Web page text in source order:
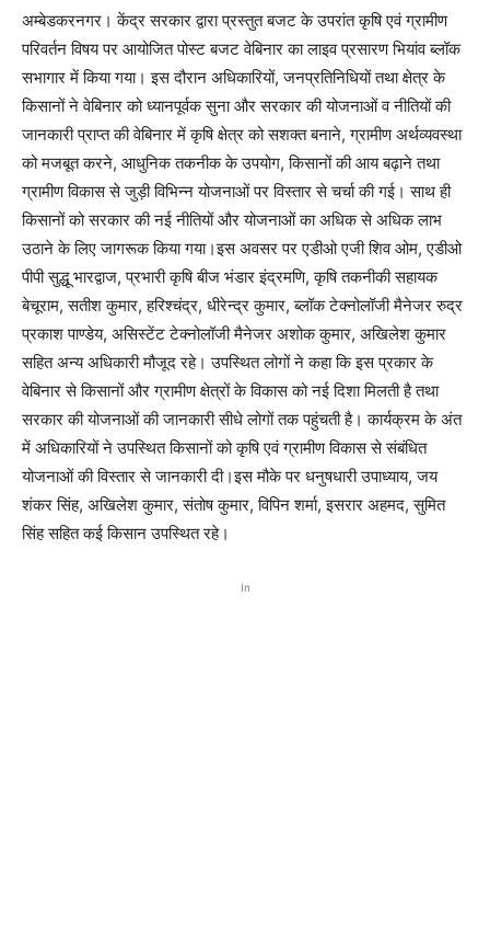
अम्बेडकरनगर। केंद्र सरकार द्वारा प्रस्तुत बजट के उपरांत कृषि एवं ग्रामीण
परिवर्तन विषय पर आयोजित पोस्ट बजट वेबिनार का लाइव प्रसारण भियांव ब्लॉक
सभागार में किया गया। इस दौरान अधिकारियों, जनप्रतिनिधियों तथा क्षेत्र के
किसानों ने वेबिनार को ध्यानपूर्वक सुना और सरकार की योजनाओं व नीतियों की
जानकारी प्राप्त की वेबिनार में कृषि क्षेत्र को सशक्त बनाने, ग्रामीण अर्थव्यवस्था
को मजबूत करने, आधुनिक तकनीक के उपयोग, किसानों की आय बढ़ाने तथा
ग्रामीण विकास से जुड़ी विभिन्न योजनाओं पर विस्तार से चर्चा की गई। साथ ही
किसानों को सरकार की नई नीतियों और योजनाओं का अधिक से अधिक लाभ
उठाने के लिए जागरूक किया गया।इस अवसर पर एडीओ एजी शिव ओम, एडीओ
पीपी सुद्धू भारद्वाज, प्रभारी कृषि बीज भंडार इंद्रमणि, कृषि तकनीकी सहायक
बेचूराम, सतीश कुमार, हरिश्चंद्र, धीरेन्द्र कुमार, ब्लॉक टेक्नोलॉजी मैनेजर रुद्र
प्रकाश पाण्डेय, असिस्टेंट टेक्नोलॉजी मैनेजर अशोक कुमार, अखिलेश कुमार
सहित अन्य अधिकारी मौजूद रहे। उपस्थित लोगों ने कहा कि इस प्रकार के
वेबिनार से किसानों और ग्रामीण क्षेत्रों के विकास को नई दिशा मिलती है तथा
सरकार की योजनाओं की जानकारी सीधे लोगों तक पहुंचती है। कार्यक्रम के अंत
में अधिकारियों ने उपस्थित किसानों को कृषि एवं ग्रामीण विकास से संबंधित
योजनाओं की विस्तार से जानकारी दी।इस मौके पर धनुषधारी उपाध्याय, जय
शंकर सिंह, अखिलेश कुमार, संतोष कुमार, विपिन शर्मा, इसरार अहमद, सुमित
सिंह सहित कई किसान उपस्थित रहे।
In